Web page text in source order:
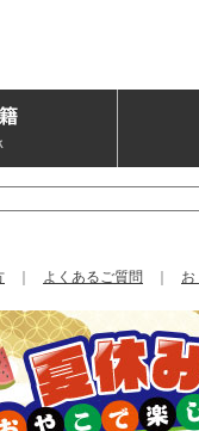
よくあるご質問 お